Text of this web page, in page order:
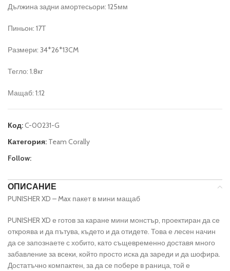
Дължина задни амортесьори: 125мм
Пиньон: 17Т
Размери: 34*26*13CM
Тегло: 1.8кг
Мащаб: 1:12
Код:C-00231-G
Категория: Team Corally
Follow:
ОПИСАНИЕ
PUNISHER XD – Max пакет в мини мащаб
PUNISHER XD е готов за каране мини монстър, проектиран да се
откроява и да пътува, където и да отидете. Това е лесен начин
да се запознаете с хобито, като същевременно доставя много
забавление за всеки, който просто иска да зареди и да шофира.
Достатъчно компактен, за да се побере в раница, той е